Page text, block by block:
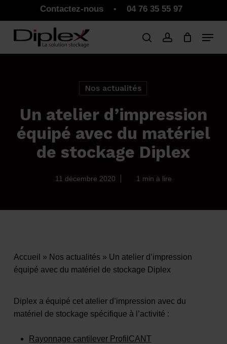
main
content
Contactez-nous • 04 76 35 55 97
Panier Close
Nos actualités
Un atelier d’impression
équipé avec du matériel
de stockage Diplex
11 décembre 2020 1 min à lire
Accueil » Nos actualités» Un atelier d’impression
équipé avec du matériel de stockage Diplex
Diplex a équipé cet atelier d’impression avec du
matériel de stockage spécifique à l’activité :
Rayonnage cantilever ProfilCANT
Menu